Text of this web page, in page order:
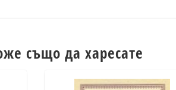
също да харесате